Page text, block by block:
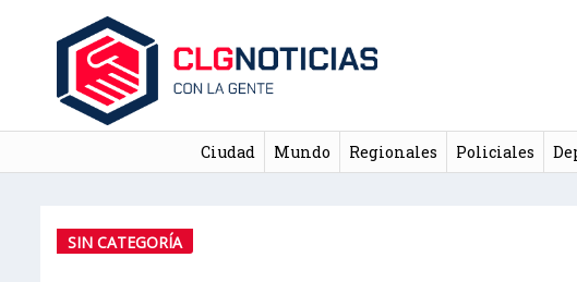
Ciudad Mundo Regionales Policiales
SIN CATEGORÍA